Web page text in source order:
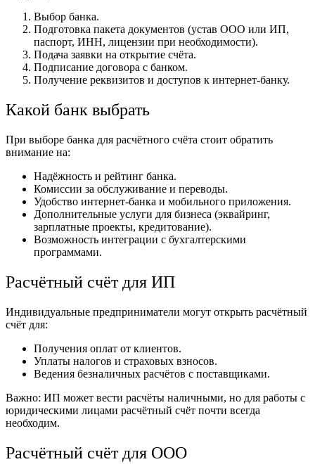
Выбор банка.
Подготовка пакета документов (устав ООО или ИП,
паспорт, ИНН, лицензии при необходимости).
Подача заявки на открытие счёта.
Подписание договора с банком.
Получение реквизитов и доступов к интернет-банку.
Какой банк выбрать
При выборе банка для расчётного счёта стоит обратить
внимание на:
Надёжность и рейтинг банка.
Комиссии за обслуживание и переводы.
Удобство интернет-банка и мобильного приложения.
Дополнительные услуги для бизнеса (эквайринг,
зарплатные проекты, кредитование).
Возможность интеграции с бухгалтерскими
программами.
Расчётный счёт для ИП
Индивидуальные предприниматели могут открыть расчётный
счёт для:
Получения оплат от клиентов.
Уплаты налогов и страховых взносов.
Ведения безналичных расчётов с поставщиками.
Важно: ИП может вести расчёты наличными, но для работы с
юридическими лицами расчётный счёт почти всегда
необходим.
Расчётный счёт для ООО